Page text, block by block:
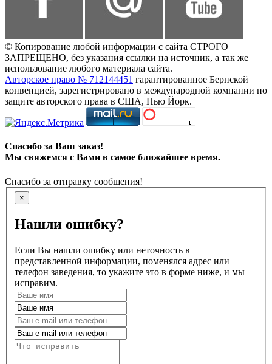
© Копирование любой информации с сайта СТРОГО
ЗАПРЕЩЕНО, без указания ссылки на источник, а так же
использование любого материала сайта.
Авторское право № 712144451 гарантированное Бернской
конвенцией, зарегистрировано в международной компании по
защите авторского права в США, Нью Йорк.
Спасибо за Ваш заказ!
Мы свяжемся с Вами в самое ближайшее время.
Спасибо за отправку сообщения!
×
Нашли ошибку?
Если Вы нашли ошибку или неточность в
представленной информации, поменялся адрес или
телефон заведения, то укажите это в форме ниже, и мы
исправим.